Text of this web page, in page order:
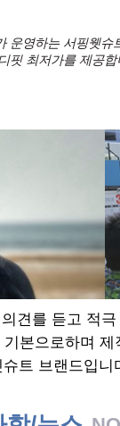
운영하는 서핑웻
핏 최저가를 제공합
견를 듣고 적
기본으로하며
트 브랜드입니